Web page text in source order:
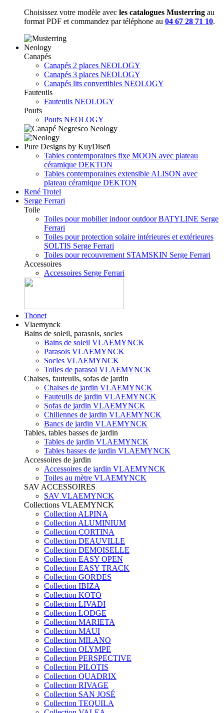
Choisissez votre modèle avec les catalogues Musterring au
format PDF et commandez par téléphone au 04 67 28 71 10.
Neology
Canapés
Canapés 2 places NEOLOGY
Canapés 3 places NEOLOGY
Canapés lits convertibles NEOLOGY
Fauteuils
Fauteuils NEOLOGY
Poufs
Poufs NEOLOGY
Pure Designs by KuyDiseñ
Tables contemporaines fixe MOON avec plateau
céramique DEKTON
Tables contemporaines extensible ALISON avec
plateau céramique DEKTON
René Trotel
Serge Ferrari
Toile
Toiles pour mobilier indoor outdoor BATYLINE Serge
Ferrari
Toiles pour protection solaire intérieures et extérieures
SOLTIS Serge Ferrari
Toiles pour recouvrement STAMSKIN Serge Ferrari
Accessoires
Accessoires Serge Ferrari
Thonet
Vlaemynck
Bains de soleil, parasols, socles
Bains de soleil VLAEMYNCK
Parasols VLAEMYNCK
Socles VLAEMYNCK
Toiles de parasol VLAEMYNCK
Chaises, fauteuils, sofas de jardin
Chaises de jardin VLAEMYNCK
Fauteuils de jardin VLAEMYNCK
Sofas de jardin VLAEMYNCK
Chiliennes de jardin VLAEMYNCK
Bancs de jardin VLAEMYNCK
Tables, tables basses de jardin
Tables de jardin VLAEMYNCK
Tables basses de jardin VLAEMYNCK
Accessoires de jardin
Accessoires de jardin VLAEMYNCK
Toiles au mètre VLAEMYNCK
SAV ACCESSOIRES
SAV VLAEMYNCK
Collections VLAEMYNCK
Collection ALPINA
Collection ALUMINIUM
Collection CORTINA
Collection DEAUVILLE
Collection DEMOISELLE
Collection EASY OPEN
Collection EASY TRACK
Collection GORDES
Collection IBIZA
Collection KOTO
Collection LIVADI
Collection LODGE
Collection MARIETA
Collection MAUI
Collection MILANO
Collection OLYMPE
Collection PERSPECTIVE
Collection PILOTIS
Collection QUADRIX
Collection RIVAGE
Collection SAN JOSÉ
Collection TEQUILA